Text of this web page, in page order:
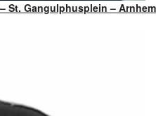
St. Gangulphusplein – Arnhem